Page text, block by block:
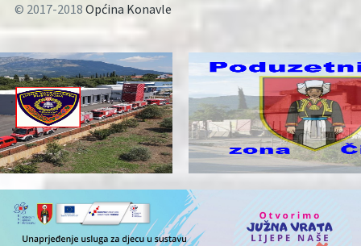
© 2017-2018 Općina Konavle